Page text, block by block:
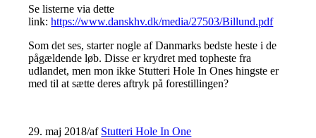
Se listerne via dette
link:https://www.danskhv.dk/media/27503/Billund.pdf
Som det ses, starter nogle af Danmarks bedste heste i de
pågældende løb. Disse er krydret med topheste fra
udlandet, men mon ikke Stutteri Hole In Ones hingste er
med til at sætte deres aftryk på forestillingen?
29. maj 2018/af Stutteri Hole In One